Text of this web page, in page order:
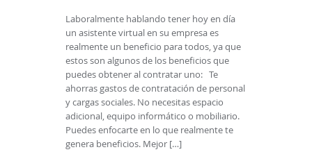
Laboralmente hablando tener hoy en día
un asistente virtual en su empresa es
realmente un beneficio para todos, ya que
estos son algunos de los beneficios que
puedes obtener al contratar uno: Te
ahorras gastos de contratación de personal
y cargas sociales. No necesitas espacio
adicional, equipo informático o mobiliario.
Puedes enfocarte en lo que realmente te
genera beneficios. Mejor […]